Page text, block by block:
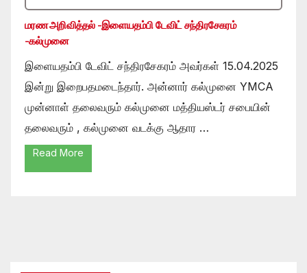
மரண அறிவித்தல் -இளையதம்பி டேவிட் சந்திரசேகரம்
-கல்முனை
இளையதம்பி டேவிட் சந்திரசேகரம் அவர்கள் 15.04.2025
இன்று இறைபதமடைந்தார். அன்னார் கல்முனை YMCA
முன்னாள் தலைவரும் கல்முனை மத்தியஸ்டர் சபையின்
தலைவரும் , கல்முனை வடக்கு ஆதார …
Read More